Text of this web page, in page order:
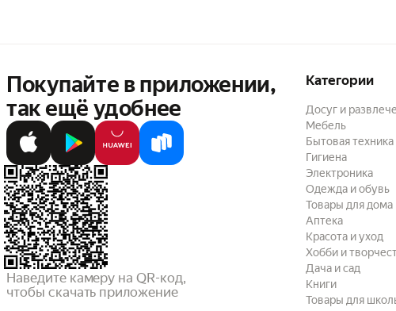
Покупайте в приложении,
так ещё удобнее
Наведите камеру на QR-код,
чтобы скачать приложение
Категории
Досуг и
Мебель
Бытовая техника
Гигиена
Электроника
Одежда и обувь
Товары для дома
Аптека
Красота и уход
Хобби и
Дача и сад
Книги
Товары для